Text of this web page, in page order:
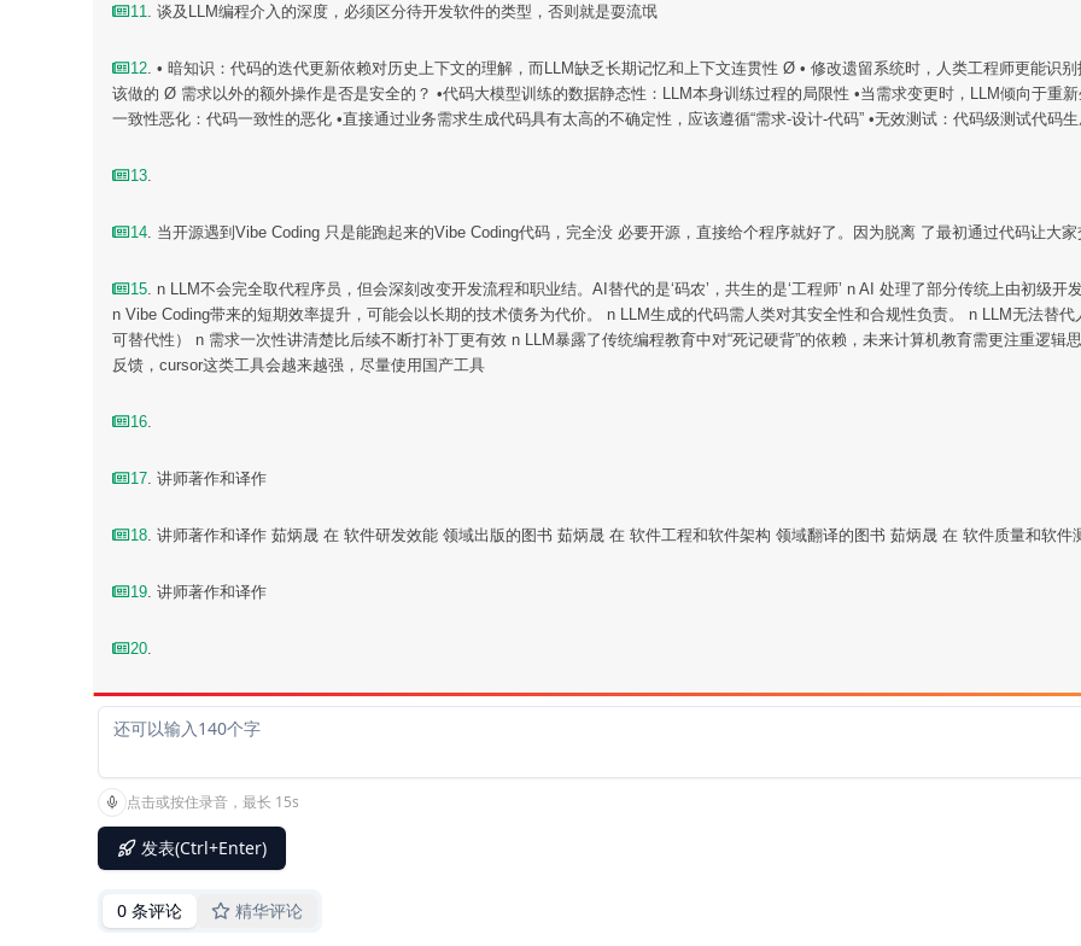
11 . 谈及LLM编程介入的深度，必须区分待开发软件的类型，否则就是耍流氓
12 . • 暗知识：代码的迭代更新依赖对历史上下文的理解，而LLM缺乏长期记忆和上下文连贯性 Ø • 修改遗留系统时，人类工程师更能识
该做的 Ø 需求以外的额外操作是否是安全的？ •代码大模型训练的数据静态性：LLM本身训练过程的局限性 •当需求变更时，LLM倾向于重
一致性恶化：代码一致性的恶化 •直接通过业务需求生成代码具有太高的不确定性，应该遵循“需求-设计-代码” •无效测试：代码级测试代码
13
14 . 当开源遇到Vibe Coding 只是能跑起来的Vibe Coding代码，完全没 必要开源，直接给个程序就好了。因为脱离 了最初通过代码让大
15 . n LLM不会完全取代程序员，但会深刻改变开发流程和职业结。AI替代的是‘码农’，共生的是‘工程师’ n AI 处理了部分传统上由初级
n Vibe Coding带来的短期效率提升，可能会以长期的技术债务为代价。 n LLM生成的代码需人类对其安全性和合规性负责。 n LLM无法替
可替代性） n 需求一次性讲清楚比后续不断打补丁更有效 n LLM暴露了传统编程教育中对“死记硬背”的依赖，未来计算机教育需更注重逻
反馈，cursor这类工具会越来越强，尽量使用国产工具
16
17 . 讲师著作和译作
18 . 讲师著作和译作 茹炳晟 在 软件研发效能 领域出版的图书 茹炳晟 在 软件工程和软件架构 领域翻译的图书 茹炳晟 在 软件质量和软
19 . 讲师著作和译作
20